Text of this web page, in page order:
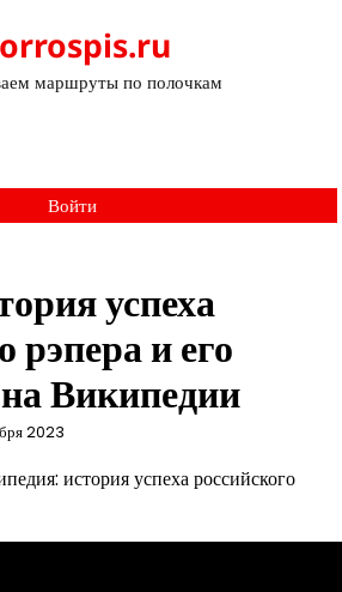
маршруты по полочкам
Войти
успеха
рэпера и его
Википедии
2023